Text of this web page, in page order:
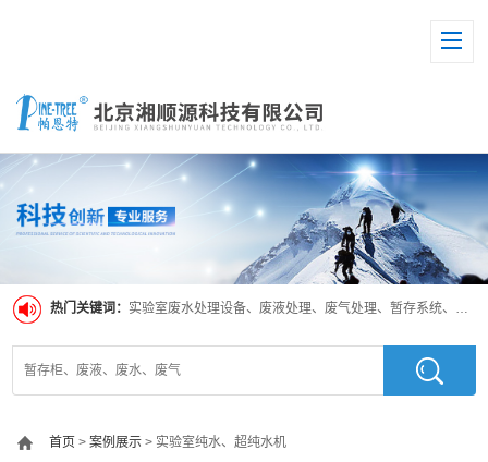
热门关键词： 实验室废水处理设备、废液处理、废气处理、暂存系统、超纯水系统
首页 >案例展示 > 实验室纯水、超纯水机